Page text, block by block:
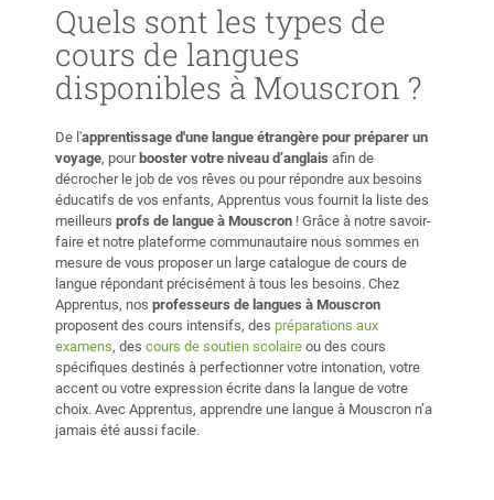
Quels sont les types de
cours de langues
disponibles à Mouscron ?
De l'apprentissage d'une langue étrangère pour préparer un
voyage, pour booster votre niveau d’anglais afin de
décrocher le job de vos rêves ou pour répondre aux besoins
éducatifs de vos enfants, Apprentus vous fournit la liste des
meilleurs profs de langue à Mouscron ! Grâce à notre savoir-
faire et notre plateforme communautaire nous sommes en
mesure de vous proposer un large catalogue de cours de
langue répondant précisément à tous les besoins. Chez
Apprentus, nos professeurs de langues à Mouscron
proposent des cours intensifs, des préparations aux
examens, des cours de soutien scolaire ou des cours
spécifiques destinés à perfectionner votre intonation, votre
accent ou votre expression écrite dans la langue de votre
choix. Avec Apprentus, apprendre une langue à Mouscron n’a
jamais été aussi facile.